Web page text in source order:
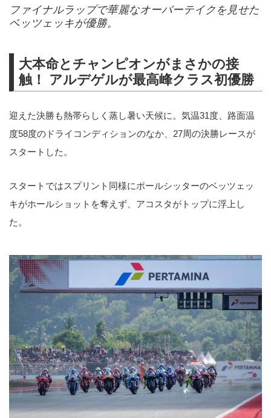
ファイナルラップで華麗なオーバーテイクを見せた
ベッツェッキが優勝。
大本命とチャンピオンがまさかの接
触！ アルデゲルが最高峰クラス初優勝
迎えた決勝も熱帯らしく蒸し暑い天候に。気温31度、路面温
度58度のドライコンディションのなか、27周の決勝レースが
スタートした。
スタートではスプリント同様にポールシッターのベッツェッ
キがホールショットを奪えず、アコスタがトップに浮上し
た。